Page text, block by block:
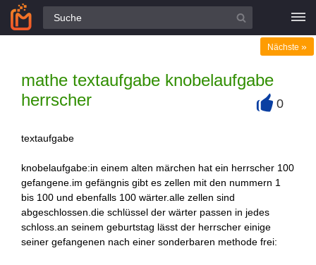
Alle Fragen
mathe textaufgabe knobelaufgabe
herrscher
Nächste »
0
textaufgabe
knobelaufgabe:in einem alten märchen hat ein herrscher 100
gefangene.im gefängnis gibt es zellen mit den nummern 1
bis 100 und ebenfalls 100 wärter.alle zellen sind
abgeschlossen.die schlüssel der wärter passen in jedes
schloss.an seinem geburtstag lässt der herrscher einige
seiner gefangenen nach einer sonderbaren methode frei: